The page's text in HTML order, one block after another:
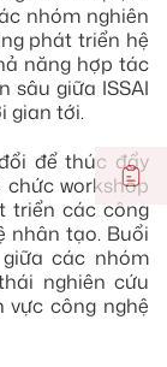
nhóm nghiên
phát triển hệ
năng hợp tác
sâu giữa ISSAI
gian tới.
để thúc đẩy
workshop
triển các công
nhân tạo. Buổi
các nhóm
nghiên cứu
công nghệ